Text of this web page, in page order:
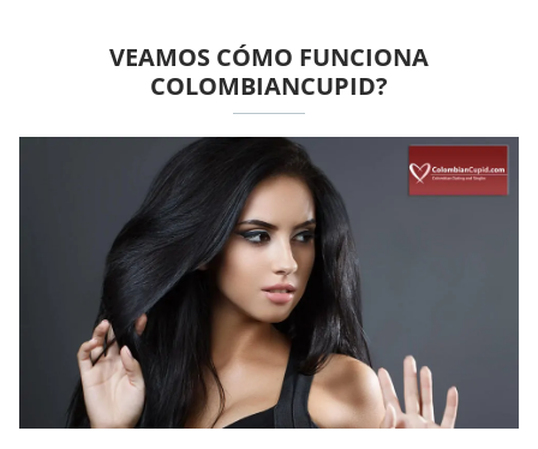
VEAMOS CÓMO FUNCIONA
COLOMBIANCUPID?